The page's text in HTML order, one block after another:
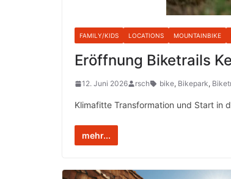
FAMILY/KIDS LOCATIONS MOUNTAINBIKE
Eröffnung Biketrails
12. Juni 2026 rsch bike, Bikepark,
Klimafitte Transformation und Start in
mehr...